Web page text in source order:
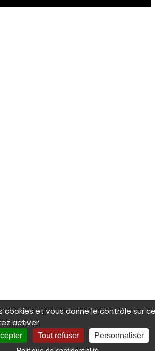
cookies et vous donne le contrôle sur
activer
Tout refuser Personnaliser